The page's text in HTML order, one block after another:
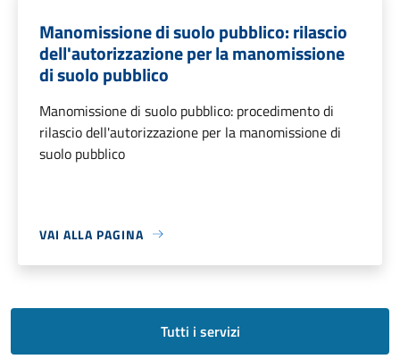
Manomissione di suolo pubblico: rilascio
dell'autorizzazione per la manomissione
di suolo pubblico
Manomissione di suolo pubblico: procedimento di
rilascio dell'autorizzazione per la manomissione di
suolo pubblico
VAI ALLA PAGINA
Tutti i servizi